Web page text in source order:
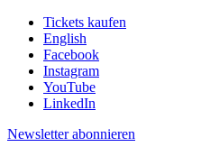
Tickets kaufen
English
Facebook
Instagram
YouTube
LinkedIn
Newsletter abonnieren